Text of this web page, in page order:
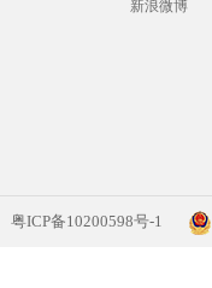
新浪微博
粤ICP备10200598号-1